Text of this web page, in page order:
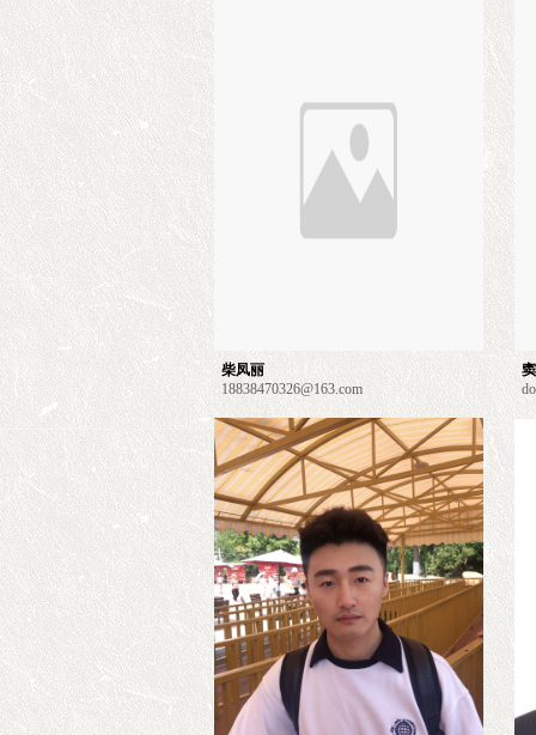
柴凤丽
18838470326@163.com